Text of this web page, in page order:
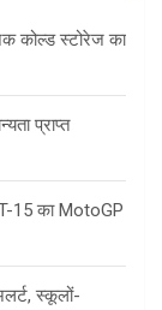
कोल्ड स्टोरेज का
प्राप्त
15 का MotoGP
स्कूलों-